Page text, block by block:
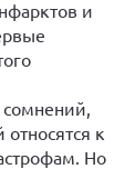
и
сомнений,
к
Но